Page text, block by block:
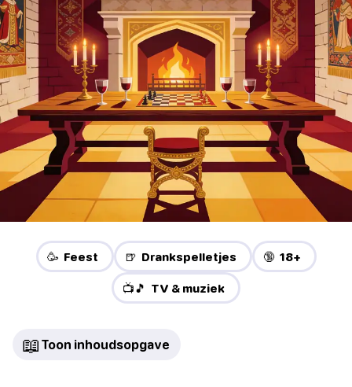
🥳 Feest 🍺 Drankspelletjes 🔞 18+
📺🎵 TV & muziek
📖 Toon inhoudsopgave